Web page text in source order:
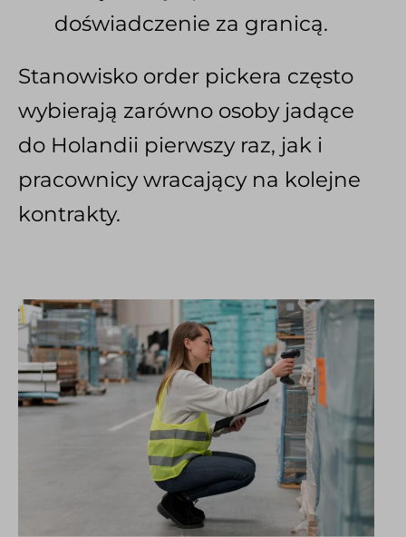
doświadczenie za granicą.
Stanowisko order pickera często
wybierają zarówno osoby jadące
do Holandii pierwszy raz, jak i
pracownicy wracający na kolejne
kontrakty.